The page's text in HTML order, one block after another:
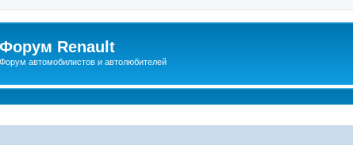
Форум Renault
Форум автомобилистов и автолюбителей